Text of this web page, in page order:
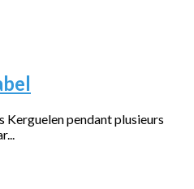
Kerguelen pendant plusieurs